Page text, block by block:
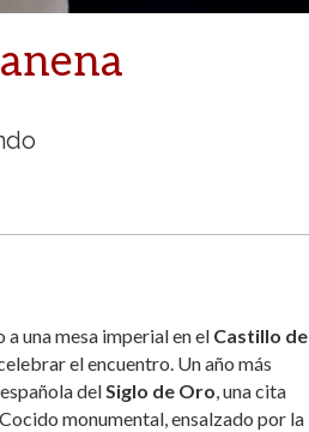
una mesa imperial en el Castillo de
el encuentro. Un año más
del Siglo de Oro , una cita
monumental, ensalzado por la